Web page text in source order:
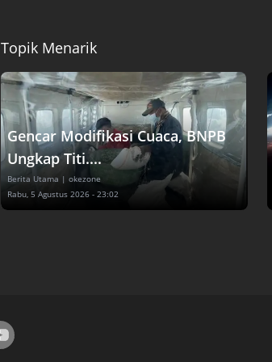
Topik Menarik
Gencar Modifikasi Cuaca, BNPB
Ungkap Titi....
Berita Utama | okezone
Rabu, 5 Agustus 2026 - 23:02